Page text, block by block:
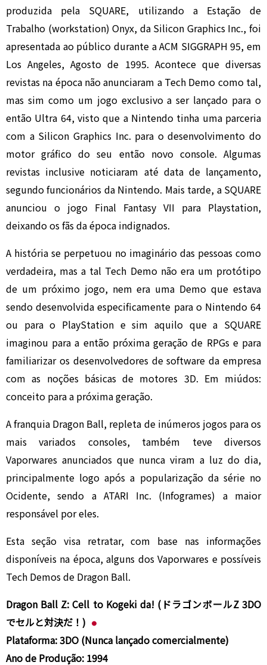
produzida pela SQUARE, utilizando a Estação de
Trabalho (workstation) Onyx, da Silicon Graphics Inc., foi
apresentada ao público durante a ACM SIGGRAPH 95, em
Los Angeles, Agosto de 1995. Acontece que diversas
revistas na época não anunciaram a Tech Demo como tal,
mas sim como um jogo exclusivo a ser lançado para o
então Ultra 64, visto que a Nintendo tinha uma parceria
com a Silicon Graphics Inc. para o desenvolvimento do
motor gráfico do seu então novo console. Algumas
revistas inclusive noticiaram até data de lançamento,
segundo funcionários da Nintendo. Mais tarde, a SQUARE
anunciou o jogo Final Fantasy VII para Playstation,
deixando os fãs da época indignados.
A história se perpetuou no imaginário das pessoas como
verdadeira, mas a tal Tech Demo não era um protótipo
de um próximo jogo, nem era uma Demo que estava
sendo desenvolvida especificamente para o Nintendo 64
ou para o PlayStation e sim aquilo que a SQUARE
imaginou para a então próxima geração de RPGs e para
familiarizar os desenvolvedores de software da empresa
com as noções básicas de motores 3D. Em miúdos:
conceito para a próxima geração.
A franquia Dragon Ball, repleta de inúmeros jogos para os
mais variados consoles, também teve diversos
Vaporwares anunciados que nunca viram a luz do dia,
principalmente logo após a popularização da série no
Ocidente, sendo a ATARI Inc. (Infogrames) a maior
responsável por eles.
Esta seção visa retratar, com base nas informações
disponíveis na época, alguns dos Vaporwares e possíveis
Tech Demos de Dragon Ball.
Dragon Ball Z: Cell to Kogeki da! (ドラゴンボールZ 3DO
でセルと対決だ！)
Plataforma: 3DO (Nunca lançado comercialmente)
Ano de Produção: 1994